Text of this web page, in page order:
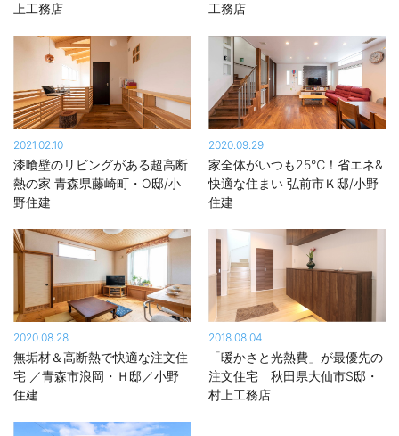
上工務店
工務店
2021.02.10
漆喰壁のリビングがある超高断
熱の家 青森県藤崎町・O邸/小
野住建
2020.09.29
家全体がいつも25℃！省エネ&
快適な住まい 弘前市Ｋ邸/小野
住建
2020.08.28
無垢材＆高断熱で快適な注文住
宅 ／青森市浪岡・Ｈ邸／小野
住建
2018.08.04
「暖かさと光熱費」が最優先の
注文住宅 秋田県大仙市S邸・
村上工務店